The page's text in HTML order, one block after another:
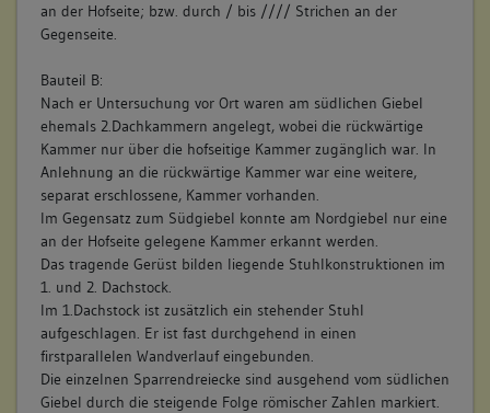
an der Hofseite; bzw. durch / bis //// Strichen an der
Gegenseite.
Bauteil B:
Nach er Untersuchung vor Ort waren am südlichen Giebel
ehemals 2.Dachkammern angelegt, wobei die rückwärtige
Kammer nur über die hofseitige Kammer zugänglich war. In
Anlehnung an die rückwärtige Kammer war eine weitere,
separat erschlossene, Kammer vorhanden.
Im Gegensatz zum Südgiebel konnte am Nordgiebel nur eine
an der Hofseite gelegene Kammer erkannt werden.
Das tragende Gerüst bilden liegende Stuhlkonstruktionen im
1. und 2. Dachstock.
Im 1.Dachstock ist zusätzlich ein stehender Stuhl
aufgeschlagen. Er ist fast durchgehend in einen
firstparallelen Wandverlauf eingebunden.
Die einzelnen Sparrendreiecke sind ausgehend vom südlichen
Giebel durch die steigende Folge römischer Zahlen markiert.